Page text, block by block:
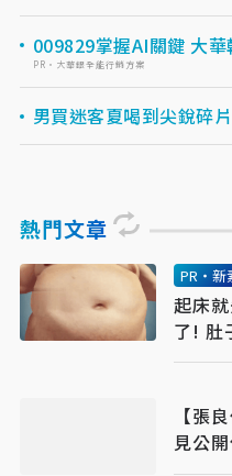
009829掌握AI關鍵 大
PR・大華銀全能行銷方案
男買迷客夏喝到尖銳碎
熱門文章
PR・新
起床
了! 肚
【張
見公